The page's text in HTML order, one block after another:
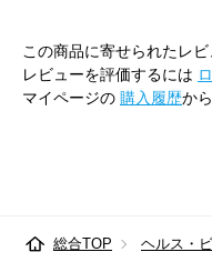
この商品に寄せられたレビ
レビューを評価するには
マイページの 購入履歴か
総合TOP ヘルス・